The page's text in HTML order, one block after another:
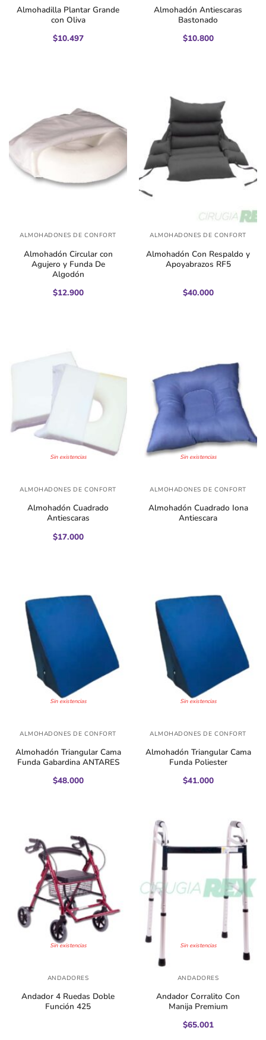
Almohadilla Plantar Grande
con Oliva
$10.497
Almohadón Antiescaras
Bastonado
$10.800
ALMOHADONES DE CONFORT
Almohadón Circular con
Agujero y Funda De
Algodón
$12.900
ALMOHADONES DE CONFORT
Almohadón Con Respaldo y
Apoyabrazos RF5
$40.000
Sin existencias
ALMOHADONES DE CONFORT
Almohadón Cuadrado
Antiescaras
$17.000
Sin existencias
ALMOHADONES DE CONFORT
Almohadón Cuadrado Iona
Antiescara
Sin existencias
ALMOHADONES DE CONFORT
Almohadón Triangular Cama
Funda Gabardina ANTARES
$48.000
Sin existencias
ALMOHADONES DE CONFORT
Almohadón Triangular Cama
Funda Poliester
$41.000
Sin existencias
ANDADORES
Andador 4 Ruedas Doble
Función 425
Sin existencias
ANDADORES
Andador Corralito Con
Manija Premium
$65.001